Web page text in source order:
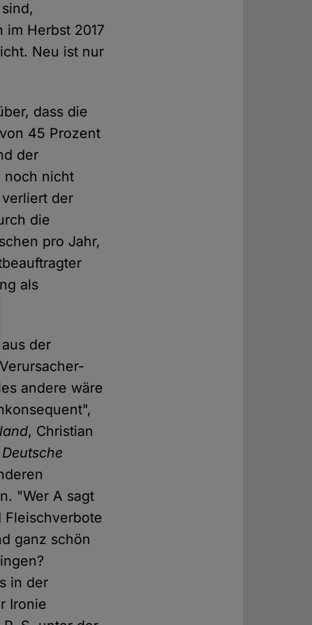
Herbst 2017
Neu ist nur
dass die
45 Prozent
der
noch nicht
der
die
pro Jahr,
als
der
andere wäre
, Christian
Deutsche
"Wer A sagt
Fleischverbote
ganz schön
in der
Ironie